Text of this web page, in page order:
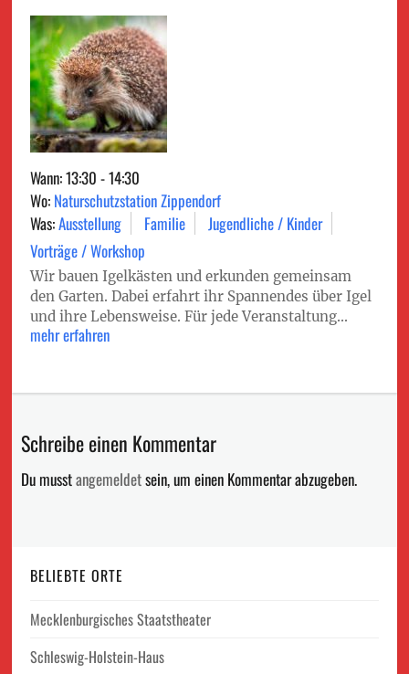
Wann: 13:30 - 14:30
Wo: Naturschutzstation Zippendorf
Was:Ausstellung Familie
Jugendliche / Kinder
Vorträge / Workshop
Wir bauen Igelkästen und erkunden gemeinsam
den Garten. Dabei erfahrt ihr Spannendes über Igel
und ihre Lebensweise. Für jede Veranstaltung...
mehr erfahren
Schreibe einen Kommentar
Du musstangemeldetsein, um einen Kommentar abzugeben.
BELIEBTE ORTE
Mecklenburgisches Staatstheater
Schleswig-Holstein-Haus